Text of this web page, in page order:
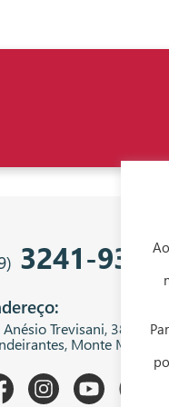
3241-9343
Anésio Trevisani, 380 -
Monte Mor -